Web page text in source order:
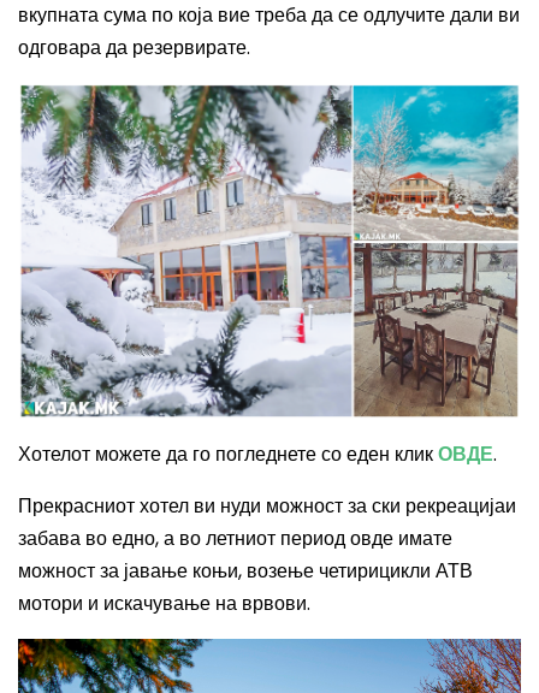
вкупната сума по која вие треба да се одлучите дали ви
одговара да резервирате.
Хотелот можете да го погледнете со еден кликОВДЕ.
Прекрасниот хотел ви нуди можност за ски рекреацијаи
забава во едно, а во летниот период овде имате
можност за јавање коњи, возење четирицикли АТВ
мотори и искачување на врвови.